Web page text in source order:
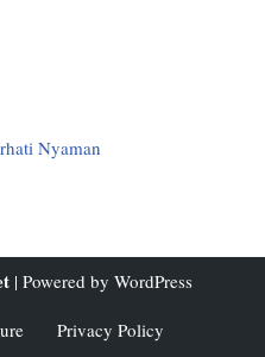
| Powered by WordPress
Privacy Policy